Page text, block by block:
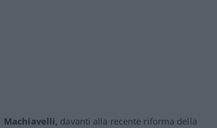
Machiavelli, davanti alla recente riforma della